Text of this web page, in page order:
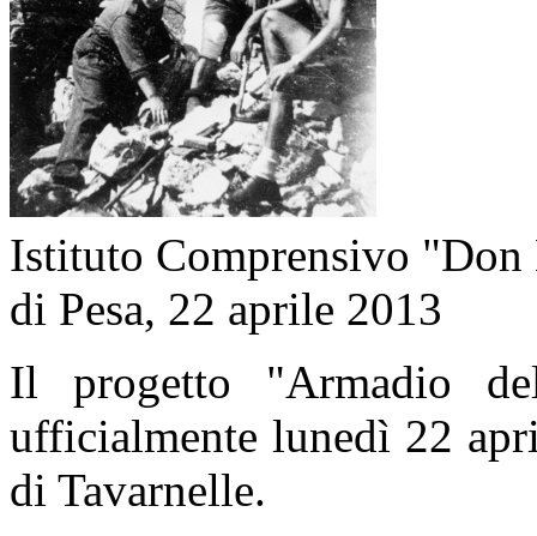
Istituto Comprensivo
di Pesa, 22 aprile 2013
Il progetto "Armadio
ufficialmente lunedì 22
di Tavarnelle.